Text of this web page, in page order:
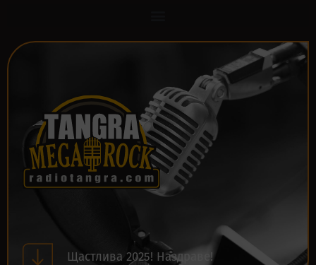
Щастлива 2025! Наздраве!